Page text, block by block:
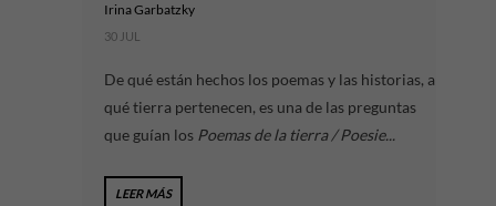
Irina Garbatzky
30 JUL
De qué están hechos los poemas y las historias, a
qué tierra pertenecen, es una de las preguntas
que guían los Poemas de la tierra / Poesie...
LEER MÁS